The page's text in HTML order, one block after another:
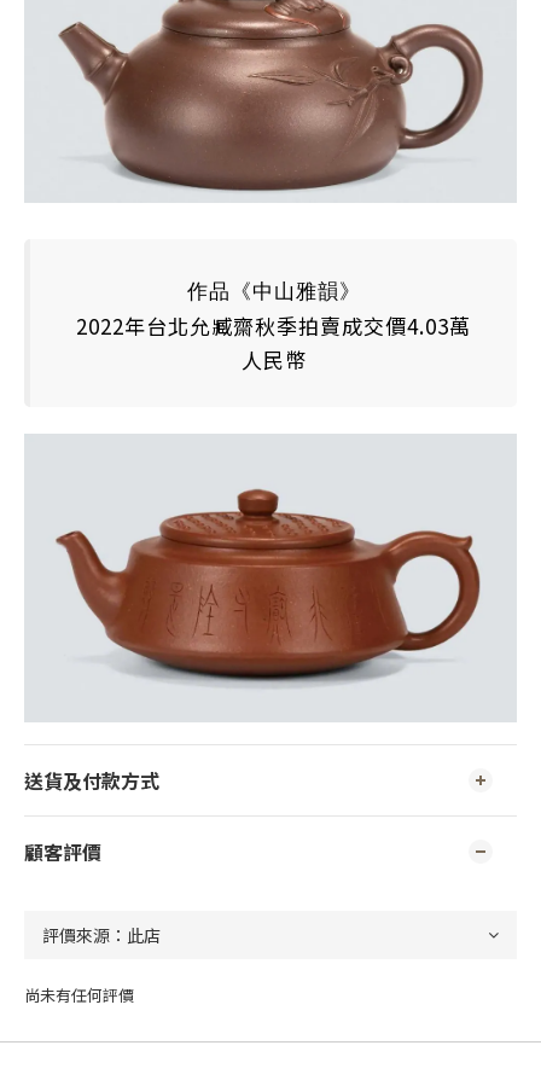
作品《中山雅韻》
2022年台北允臧齋秋季拍賣成交價4.03萬
人民幣
送貨及付款方式
顧客評價
尚未有任何評價